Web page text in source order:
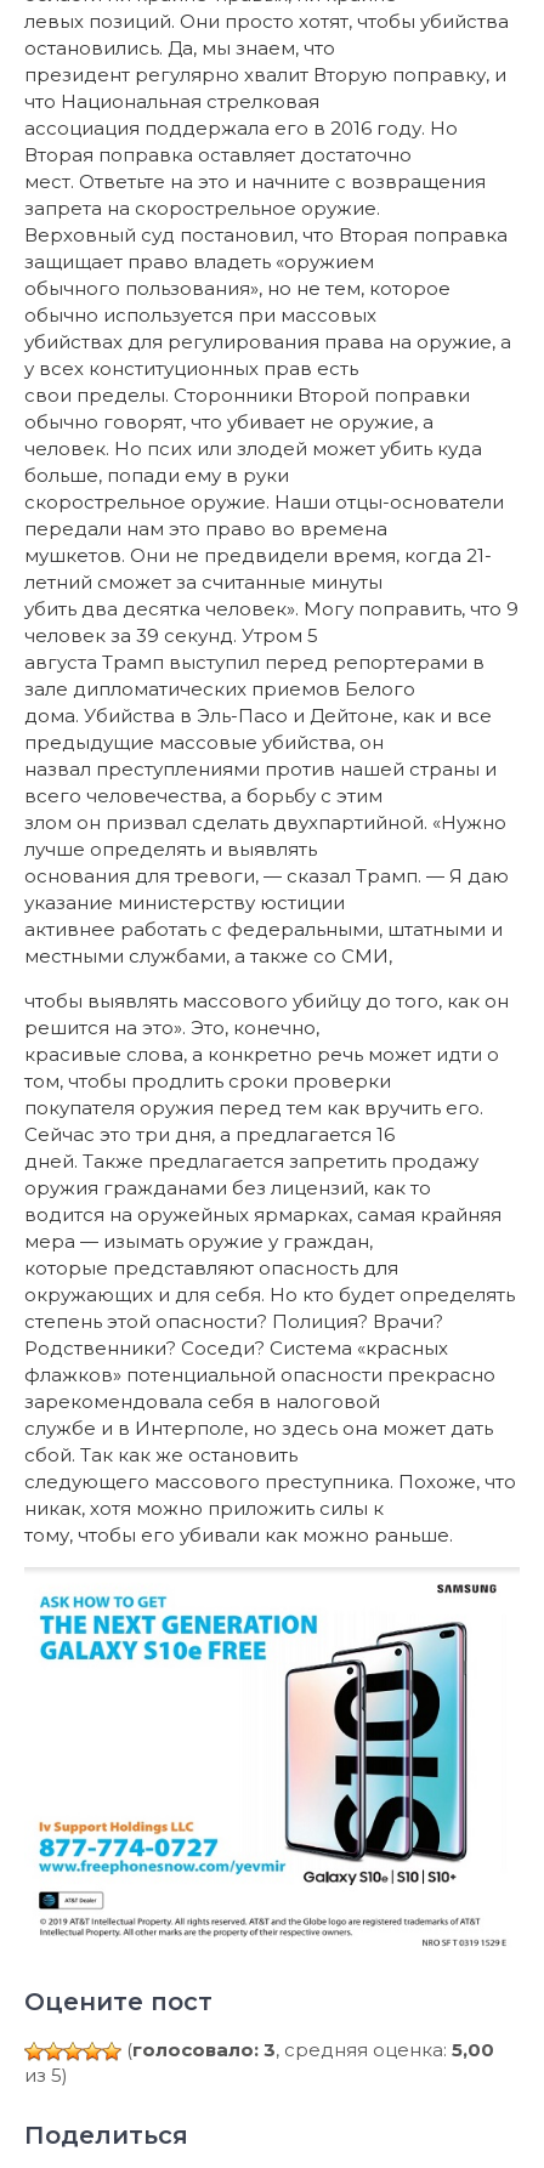
левых позиций. Они просто хотят, чтобы убийства
остановились. Да, мы знаем, что
президент регулярно хвалит Вторую поправку, и
что Национальная стрелковая
ассоциация поддержала его в 2016 году. Но
Вторая поправка оставляет достаточно
мест. Ответьте на это и начните с возвращения
запрета на скорострельное оружие.
Верховный суд постановил, что Вторая поправка
защищает право владеть «оружием
обычного пользования», но не тем, которое
обычно используется при массовых
убийствах для регулирования права на оружие, а
у всех конституционных прав есть
свои пределы. Сторонники Второй поправки
обычно говорят, что убивает не оружие, а
человек. Но псих или злодей может убить куда
больше, попади ему в руки
скорострельное оружие. Наши отцы-основатели
передали нам это право во времена
мушкетов. Они не предвидели время, когда 21-
летний сможет за считанные минуты
убить два десятка человек». Могу поправить, что 9
человек за 39 секунд. Утром 5
августа Трамп выступил перед репортерами в
зале дипломатических приемов Белого
дома. Убийства в Эль-Пасо и Дейтоне, как и все
предыдущие массовые убийства, он
назвал преступлениями против нашей страны и
всего человечества, а борьбу с этим
злом он призвал сделать двухпартийной. «Нужно
лучше определять и выявлять
основания для тревоги, — сказал Трамп. — Я даю
указание министерству юстиции
активнее работать с федеральными, штатными и
местными службами, а также со СМИ,
чтобы выявлять массового убийцу до того, как он
решится на это». Это, конечно,
красивые слова, а конкретно речь может идти о
том, чтобы продлить сроки проверки
покупателя оружия перед тем как вручить его.
Сейчас это три дня, а предлагается 16
дней. Также предлагается запретить продажу
оружия гражданами без лицензий, как то
водится на оружейных ярмарках, самая крайняя
мера — изымать оружие у граждан,
которые представляют опасность для
окружающих и для себя. Но кто будет определять
степень этой опасности? Полиция? Врачи?
Родственники? Соседи? Система «красных
флажков» потенциальной опасности прекрасно
зарекомендовала себя в налоговой
службе и в Интерполе, но здесь она может дать
сбой. Так как же остановить
следующего массового преступника. Похоже, что
никак, хотя можно приложить силы к
тому, чтобы его убивали как можно раньше.
Оцените пост
(голосовало: 3, средняя оценка: 5,00
из 5)
Поделиться